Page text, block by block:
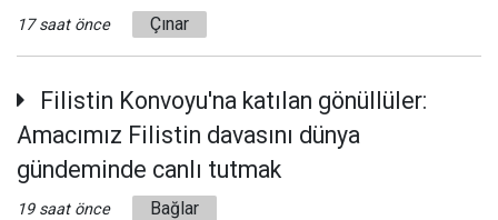
17 saat önce Çınar
Filistin Konvoyu'na katılan gönüllüler:
Amacımız Filistin davasını dünya
gündeminde canlı tutmak
19 saat önce Bağlar